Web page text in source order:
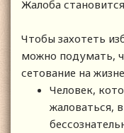
Жалоба
Чтобы захотеть
можно подумать,
сетование на
Человек,
жаловаться,